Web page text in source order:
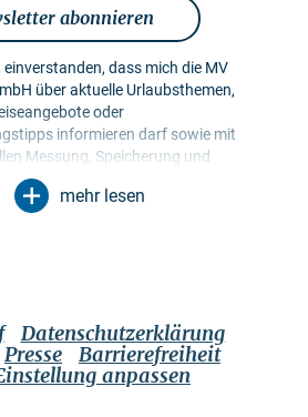
abonnieren
dass mich die MV
oder
informieren darf sowie mit
Messung, Speicherung und
Öffnungs- und Klickraten in
zu Zwecken der Gestaltung
Dies kann ich über einen
jeweiligen Newsletter tun oder
genannten
mehr lesen
Datenschutzerklärung
Presse
Barrierefreiheit
anpassen